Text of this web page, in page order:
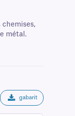
chemises,
métal.
gabarit